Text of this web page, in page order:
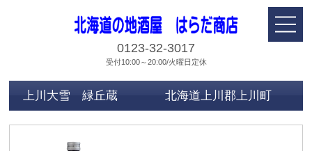
0123-32-3017
受付10:00～20:00/火曜日定休
上川大雪 緑丘蔵 北海道上川郡上川町